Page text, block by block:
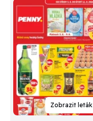
Zobrazit leták